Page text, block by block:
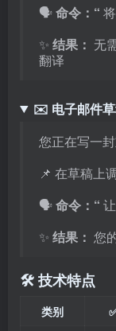
🗣️命令：“
✨ 结果： 无
翻译
✉️ 电子邮件
您正在写一
📌 在草稿上
🗣️命令：“
✨ 结果： 您
🛠️ 技术特点
类别